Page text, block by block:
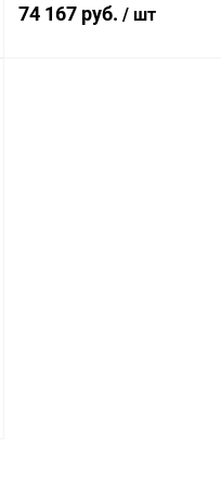
74 167 руб. / шт